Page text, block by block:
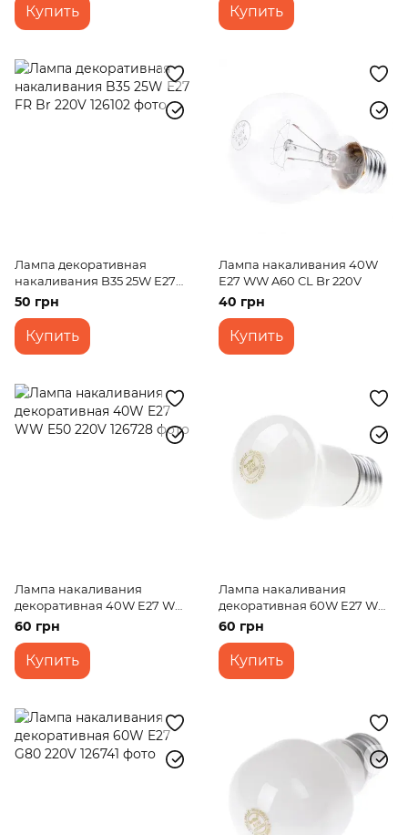
Купить Купить
Лампа декоративная
накаливания B35 25W E27
FR Br 220V
50 грн
Купить
Лампа накаливания 40W
E27 WW A60 CL Br 220V
40 грн
Купить
Лампа накаливания
декоративная 40W E27 WW
E50 220V
60 грн
Купить
Лампа накаливания
декоративная 60W E27 WW
E50 220V
60 грн
Купить